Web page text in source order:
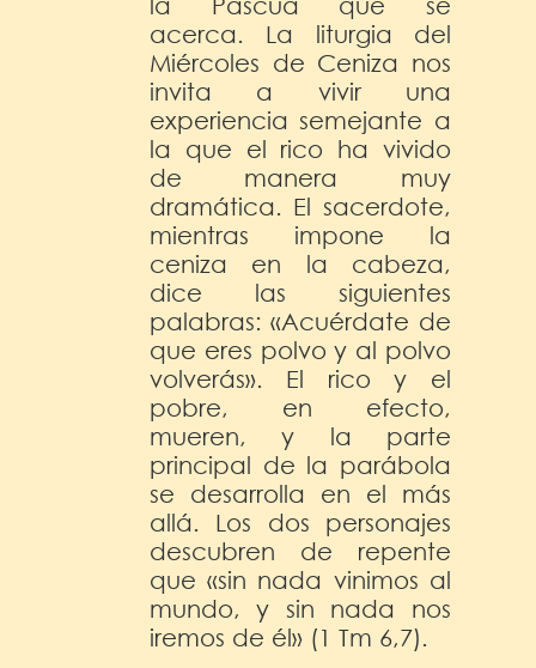
acerca. La liturgia del
Miércoles de Ceniza nos
invita a vivir una
experiencia semejante a
la que el rico ha vivido
de manera muy
dramática. El sacerdote,
mientras impone la
ceniza en la cabeza,
dice las siguientes
palabras: «Acuérdate de
que eres polvo y al polvo
volverás». El rico y el
pobre, en efecto,
mueren, y la parte
principal de la parábola
se desarrolla en el más
allá. Los dos personajes
descubren de repente
que «sin nada vinimos al
mundo, y sin nada nos
iremos de él» (1 Tm 6,7).